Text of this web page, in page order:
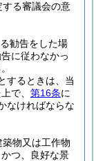
する審議会の意
勧告をした場
に従わなかっ
するときは、当
で、 第16条に
なければならな
物又は工作物
つ、良好な景